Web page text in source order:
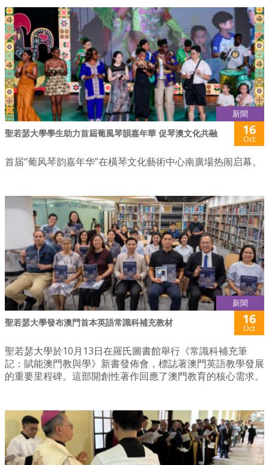
新聞
聖若瑟大學學生助力首屆葡風琴韻嘉年華 促琴澳文化共融 16
Oct
首届“葡风琴韵嘉年华”在橫琴文化藝術中心南廣場热闹启幕。
新聞
聖若瑟大學發布澳門首本英語常識科補充教材 16
Oct
聖若瑟大學於10月13日在羅氏圖書館舉行《常識科補充筆
記：賦能澳門教與學》新書發佈會，標誌著澳門英語教學發展
的重要里程碑。這部開創性著作回應了澳門教育的核心需求。